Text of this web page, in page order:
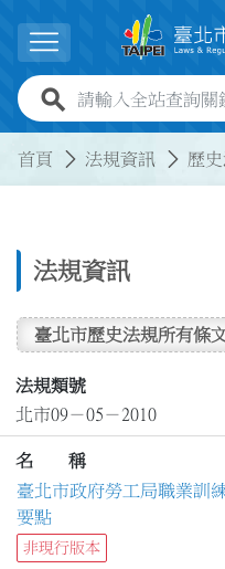
展開選單
全站查詢關鍵字欄位
首頁 法規資訊 歷
法規資訊
臺北市歷史法規所有條
法規類號
北市09－05－2010
名 稱
臺北市政府勞工局職業訓
要點
非現行版本